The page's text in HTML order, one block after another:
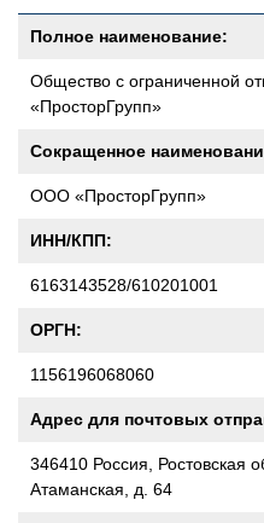
Полное наименование:
Общество с ограниченной
«ПросторГрупп»
Сокращенное
ООО «ПросторГрупп»
ИНН/КПП:
6163143528/610201001
ОРГН:
1156196068060
Адрес для почтовых
346410 Россия, Ростовская
Атаманская, д. 64